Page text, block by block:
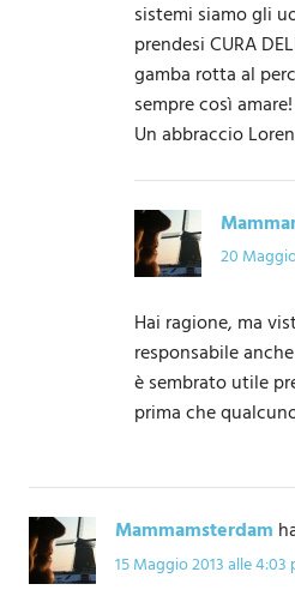
sistemi siamo gli
prendesi CURA
gamba rotta al
sempre così amare!
Un abbraccio
20
Hai ragione, ma
responsabile
è sembrato utile
prima che
Mammamsterdam
15 Maggio 2013 alle 4:03